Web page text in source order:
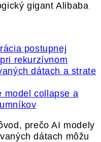
gigant Alibaba
model collapse a
prečo AI modely
dátach môžu